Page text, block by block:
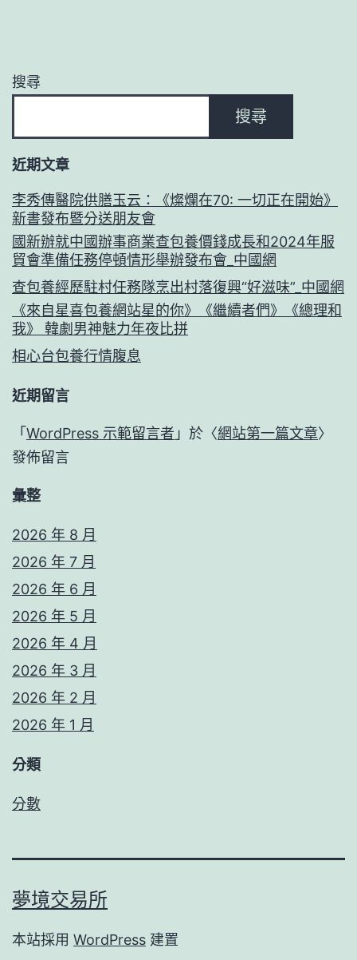
搜尋
搜尋
近期文章
李秀傳醫院供膳玉云：《燦爛在70: 一切正在開始》
新書發布暨分送朋友會
國新辦就中國辦事商業查包養價錢成長和2024年服
貿會準備任務停頓情形舉辦發布會_中國網
查包養經歷駐村任務隊烹出村落復興“好滋味”_中國網
《來自星喜包養網站星的你》《繼續者們》《總理和
我》 韓劇男神魅力年夜比拼
相心台包養行情腹息
近期留言
「 WordPress 示範留言者 」於〈網站第一篇文章〉
發佈留言
彙整
2026 年 8 月
2026 年 7 月
2026 年 6 月
2026 年 5 月
2026 年 4 月
2026 年 3 月
2026 年 2 月
2026 年 1 月
分類
分數
夢境交易所
本站採用 WordPress 建置